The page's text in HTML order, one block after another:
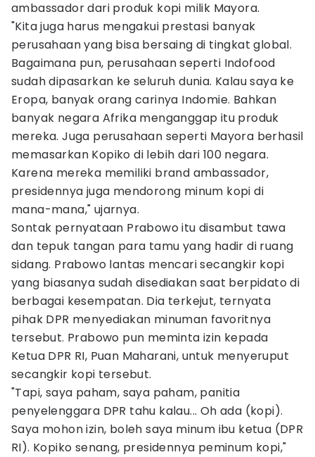
ambassador dari produk kopi milik Mayora.
"Kita juga harus mengakui prestasi banyak
perusahaan yang bisa bersaing di tingkat global.
Bagaimana pun, perusahaan seperti Indofood
sudah dipasarkan ke seluruh dunia. Kalau saya ke
Eropa, banyak orang carinya Indomie. Bahkan
banyak negara Afrika menganggap itu produk
mereka. Juga perusahaan seperti Mayora berhasil
memasarkan Kopiko di lebih dari 100 negara.
Karena mereka memiliki brand ambassador,
presidennya juga mendorong minum kopi di
mana-mana," ujarnya.
Sontak pernyataan Prabowo itu disambut tawa
dan tepuk tangan para tamu yang hadir di ruang
sidang. Prabowo lantas mencari secangkir kopi
yang biasanya sudah disediakan saat berpidato di
berbagai kesempatan. Dia terkejut, ternyata
pihak DPR menyediakan minuman favoritnya
tersebut. Prabowo pun meminta izin kepada
Ketua DPR RI, Puan Maharani, untuk menyeruput
secangkir kopi tersebut.
"Tapi, saya paham, saya paham, panitia
penyelenggara DPR tahu kalau... Oh ada (kopi).
Saya mohon izin, boleh saya minum ibu ketua (DPR
RI). Kopiko senang, presidennya peminum kopi,"